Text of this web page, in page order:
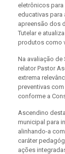
eletrônicos
educativas para
apreensão dos
Tutelar e
produtos como
Na avaliação de
relator Pastor
extrema
preventivas
conforme a
Ascendino
municipal para
alinhando-a
caráter
ações